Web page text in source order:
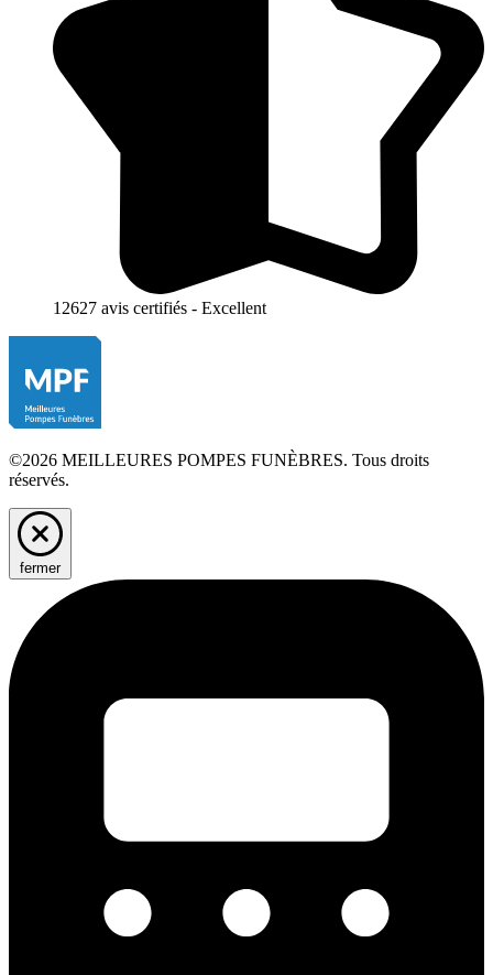
12627 avis certifiés - Excellent
©2026 MEILLEURES POMPES FUNÈBRES. Tous droits
réservés.
fermer